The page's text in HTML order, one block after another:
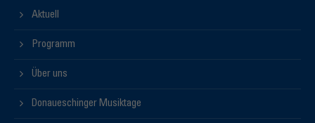
Aktuell
Programm
Über uns
Donaueschinger Musiktage